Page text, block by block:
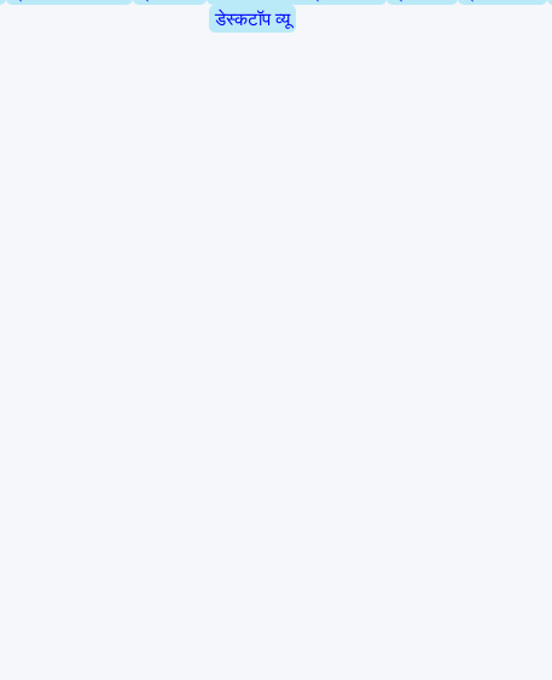
डेस्कटॉप व्यू